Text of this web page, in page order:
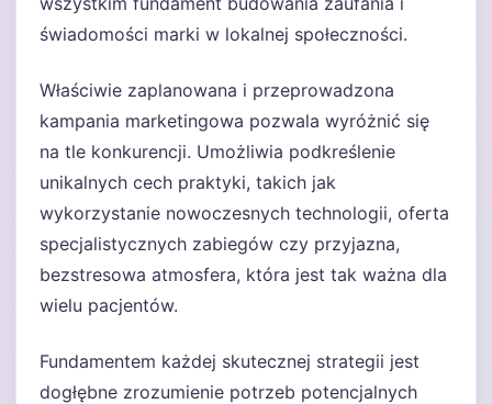
świadomości marki w lokalnej społeczności.
Właściwie zaplanowana i przeprowadzona
kampania marketingowa pozwala wyróżnić się
na tle konkurencji. Umożliwia podkreślenie
unikalnych cech praktyki, takich jak
wykorzystanie nowoczesnych technologii, oferta
specjalistycznych zabiegów czy przyjazna,
bezstresowa atmosfera, która jest tak ważna dla
wielu pacjentów.
Fundamentem każdej skutecznej strategii jest
dogłębne zrozumienie potrzeb potencjalnych